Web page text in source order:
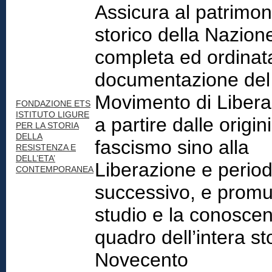
FONDAZIONE ETS
ISTITUTO LIGURE
PER LA STORIA
DELLA
RESISTENZA E
DELL’ETA’
CONTEMPORANEA
Assicura al
storico della
completa ed
documentazione del
Movimento di
a partire dalle
fascismo sino alla
Liberazione e
successivo, e
studio e la
quadro dell’intera
Novecento